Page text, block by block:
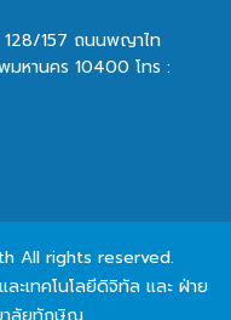
128/157 ถนนพญาไท
มหานคร 10400 โทร :
All rights reserved.
ะเทคโนโลยีดิจิทัล และ ฝ่าย